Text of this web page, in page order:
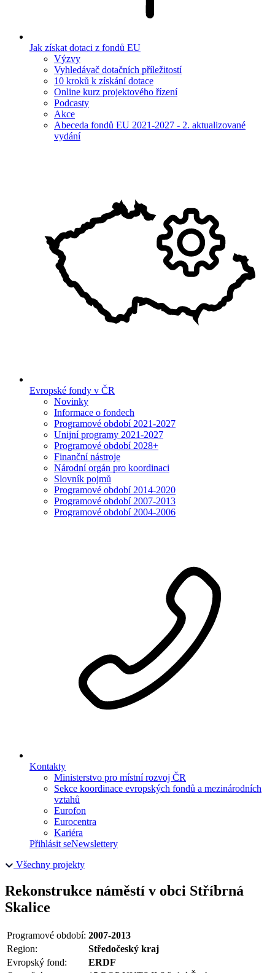
Jak získat dotaci z fondů EU
Výzvy
Vyhledávač dotačních příležitostí
10 kroků k získání dotace
Online kurz projektového řízení
Podcasty
Akce
Abeceda fondů EU 2021-2027 - 2. aktualizované
vydání
Evropské fondy v ČR
Novinky
Informace o fondech
Programové období 2021-2027
Unijní programy 2021-2027
Programové období 2028+
Finanční nástroje
Národní orgán pro koordinaci
Slovník pojmů
Programové období 2014-2020
Programové období 2007-2013
Programové období 2004-2006
Kontakty
Ministerstvo pro místní rozvoj ČR
Sekce koordinace evropských fondů a mezinárodních
vztahů
Eurofon
Eurocentra
Kariéra
Přihlásit seNewslettery
Všechny projekty
Rekonstrukce náměstí v obci Stříbrná
Skalice
Programové období: 2007-2013
Region:
Středočeský kraj
Evropský fond:
ERDF